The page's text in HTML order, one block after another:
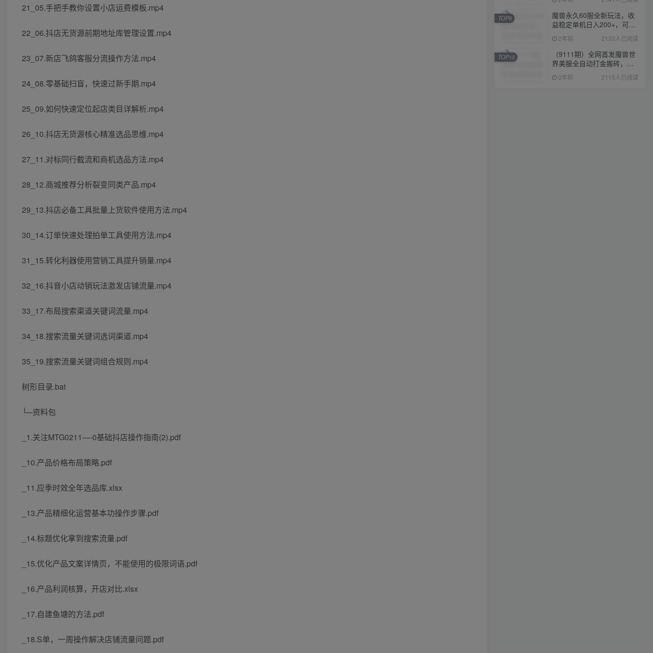
21_05.手把手教你设置小店运费模板.mp4
22_06.抖店无货源前期地址库管理设置.mp4
23_07.新店飞鸽客服分流操作方法.mp4
24_08.零基础扫盲，快速过新手期.mp4
25_09.如何快速定位起店类目详解析.mp4
26_10.抖店无货源核心精准选品思维.mp4
27_11.对标同行截流和商机选品方法.mp4
28_12.商城推荐分析裂变同类产品.mp4
29_13.抖店必备工具批量上货软件使用方法.mp4
30_14.订单快速处理拍单工具使用方法.mp4
31_15.转化利器使用营销工具提升销量.mp4
32_16.抖音小店动销玩法激发店铺流量.mp4
33_17.布局搜索渠道关键词流量.mp4
34_18.搜索流量关键词选词渠道.mp4
35_19.搜索流量关键词组合规则.mp4
树形目录.bat
└─资料包
_1.关注MTG0211—-0基础抖店操作指南(2).pdf
_10.产品价格布局策略.pdf
_11.应季时效全年选品库.xlsx
_13.产品精细化运营基本功操作步骤.pdf
_14.标题优化拿到搜索流量.pdf
_15.优化产品文案详情页，不能使用的极限词语.pdf
_16.产品利润核算，开店对比.xlsx
_17.自建鱼塘的方法.pdf
_18.S单，一周操作解决店铺流量问题.pdf
魔兽永久60服全新玩法，收
益稳定单机日入200+，可以
多开矩阵操作。
2年前 2133人已阅读
TOP9
（9111期）全网首发魔兽世
界美服全自动打金搬砖，日
入1000+，简单好操作，保
姆级教学
2年前 2115人已阅读
TOP10